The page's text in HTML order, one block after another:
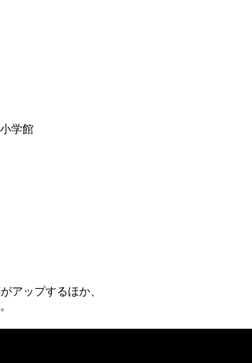
学館
アップするほか、